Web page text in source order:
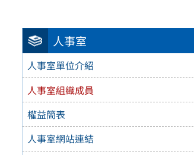
人事室
人事室單位介紹
人事室組織成員
權益簡表
人事室網站連結